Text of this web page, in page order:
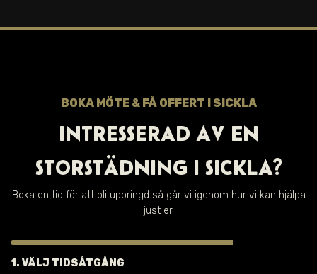
BOKA MÖTE & FÅ OFFERT I SICKLA
INTRESSERAD AV EN
STORSTÄDNING I SICKLA?
Boka en tid för att bli uppringd så går vi igenom hur vi kan hjälpa
just er.
1. VÄLJ TIDSÅTGÅNG